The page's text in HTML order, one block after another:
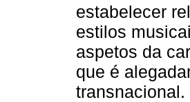
estabelecer
estilos
aspetos da
que é
transnacional.